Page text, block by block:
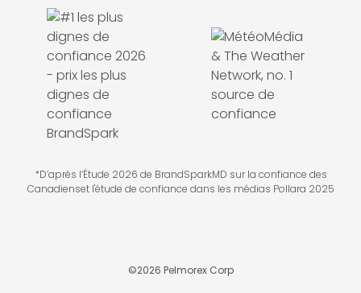
*D’après l’Étude 2026 de BrandSparkMD sur la confiance des
Canadienset l'étude de confiance dans les médias Pollara 2025
©2026 Pelmorex Corp